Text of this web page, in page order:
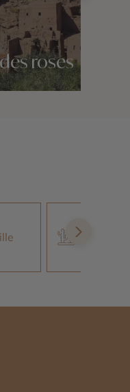
roses
Voyage